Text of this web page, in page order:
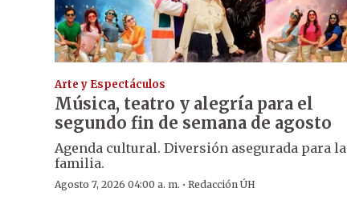
Arte y Espectáculos
Música, teatro y alegría para el
segundo fin de semana de agosto
Agenda cultural. Diversión asegurada para la
familia.
Agosto 7, 2026 04:00 a. m. · Redacción ÚH